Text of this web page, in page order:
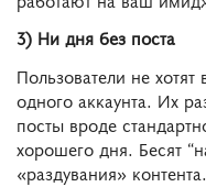
3) Ни дня без поста
Пользователи не
одного аккаунта. Их
посты вроде
хорошего дня. Бесят
«раздувания» контента.